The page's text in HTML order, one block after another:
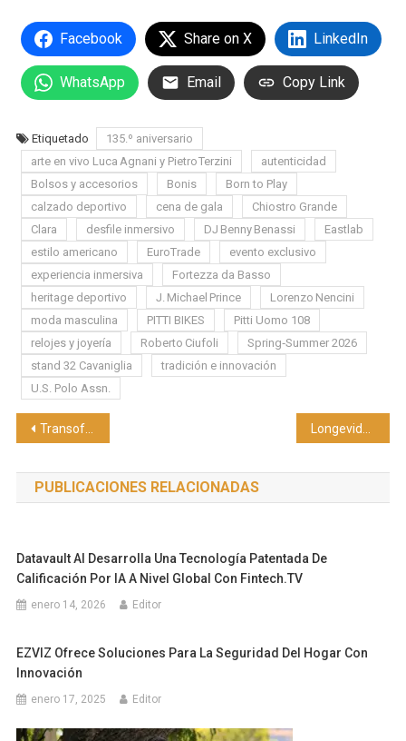
Facebook Share on X LinkedIn
WhatsApp Email Copy Link
Etiquetado
135.º aniversario
arte en vivo Luca Agnani y Pietro Terzini
autenticidad
Bolsos y accesorios
Bonis
Born to Play
calzado deportivo
cena de gala
Chiostro Grande
Clara
desfile inmersivo DJ Benny Benassi
Eastlab
estilo americano
EuroTrade
evento exclusivo
experiencia inmersiva
Fortezza da Basso
heritage deportivo
J. Michael Prince
Lorenzo Nencini
moda masculina
PITTI BIKES
Pitti Uomo 108
relojes y joyería
Roberto Ciufoli
Spring‑Summer 2026
stand 32 Cavaniglia
tradición e innovación
U.S. Polo Assn.
Navegación
de
entradas
Transoft Solutions adquiere CGS Labs
PUBLICACIONES RELACIONADAS
Datavault AI Desarrolla Una Tecnología Patentada De
Calificación Por IA A Nivel Global Con Fintech.TV
enero 14, 2026 Editor
EZVIZ Ofrece Soluciones Para La Seguridad Del Hogar Con
Innovación
enero 17, 2025 Editor